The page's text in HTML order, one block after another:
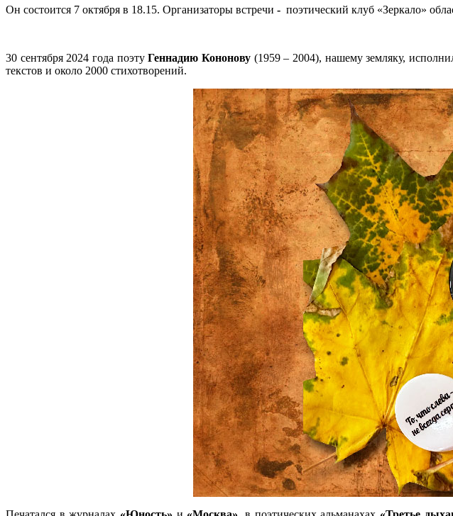
Он состоится 7 октября в 18.15. Организаторы встречи - поэтический клуб «Зеркало»
30 сентября 2024 года поэтуГеннадию Кононову (1959 – 2004), нашему земляку,
текстов и около 2000 стихотворений.